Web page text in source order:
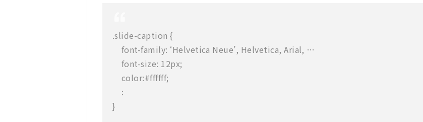
.slide-caption {
font-family: ‘Helvetica Neue’, Helvetica, Arial, …
font-size: 12px;
color:#ffffff;
:
}